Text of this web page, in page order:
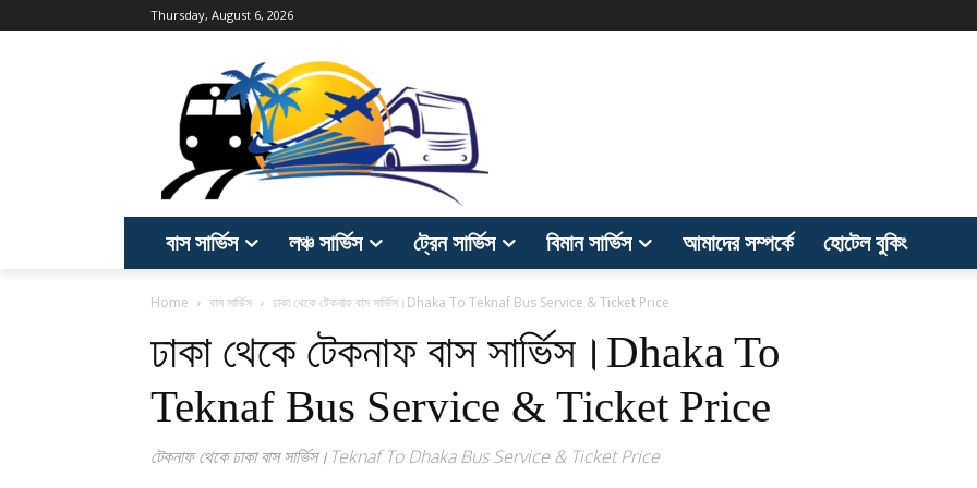
Thursday, August 6, 2026
বাস সার্ভিস লঞ্চ সার্ভিস ট্রেন সার্ভিস বিমান সার্ভিস আমাদের সম্পর্কে হোটেল বুকিং
Home বাস সার্ভিস ঢাকা থেকে টেকনাফ বাস সার্ভিস।Dhaka To Teknaf Bus Service & Ticket Price
ঢাকা থেকে টেকনাফ বাস সার্ভিস।Dhaka To
Teknaf Bus Service & Ticket Price
টেকনাফ থেকে ঢাকা বাস সার্ভিস।Teknaf To Dhaka Bus Service & Ticket Price